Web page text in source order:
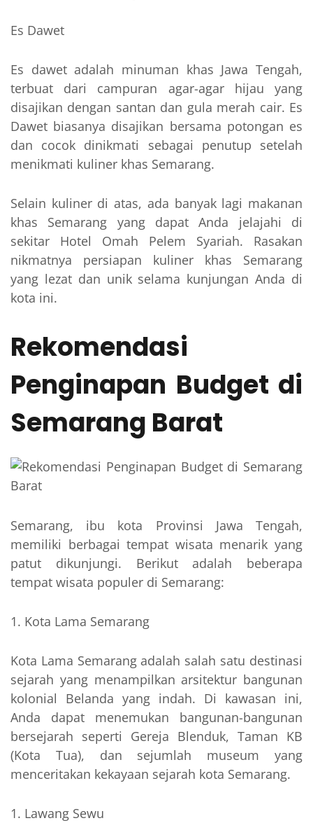
Es Dawet
Es dawet adalah minuman khas Jawa Tengah,
terbuat dari campuran agar-agar hijau yang
disajikan dengan santan dan gula merah cair. Es
Dawet biasanya disajikan bersama potongan es
dan cocok dinikmati sebagai penutup setelah
menikmati kuliner khas Semarang.
Selain kuliner di atas, ada banyak lagi makanan
khas Semarang yang dapat Anda jelajahi di
sekitar Hotel Omah Pelem Syariah. Rasakan
nikmatnya persiapan kuliner khas Semarang
yang lezat dan unik selama kunjungan Anda di
kota ini.
Rekomendasi
Penginapan Budget di
Semarang Barat
Semarang, ibu kota Provinsi Jawa Tengah,
memiliki berbagai tempat wisata menarik yang
patut dikunjungi. Berikut adalah beberapa
tempat wisata populer di Semarang:
Kota Lama Semarang
Kota Lama Semarang adalah salah satu destinasi
sejarah yang menampilkan arsitektur bangunan
kolonial Belanda yang indah. Di kawasan ini,
Anda dapat menemukan bangunan-bangunan
bersejarah seperti Gereja Blenduk, Taman KB
(Kota Tua), dan sejumlah museum yang
menceritakan kekayaan sejarah kota Semarang.
Lawang Sewu